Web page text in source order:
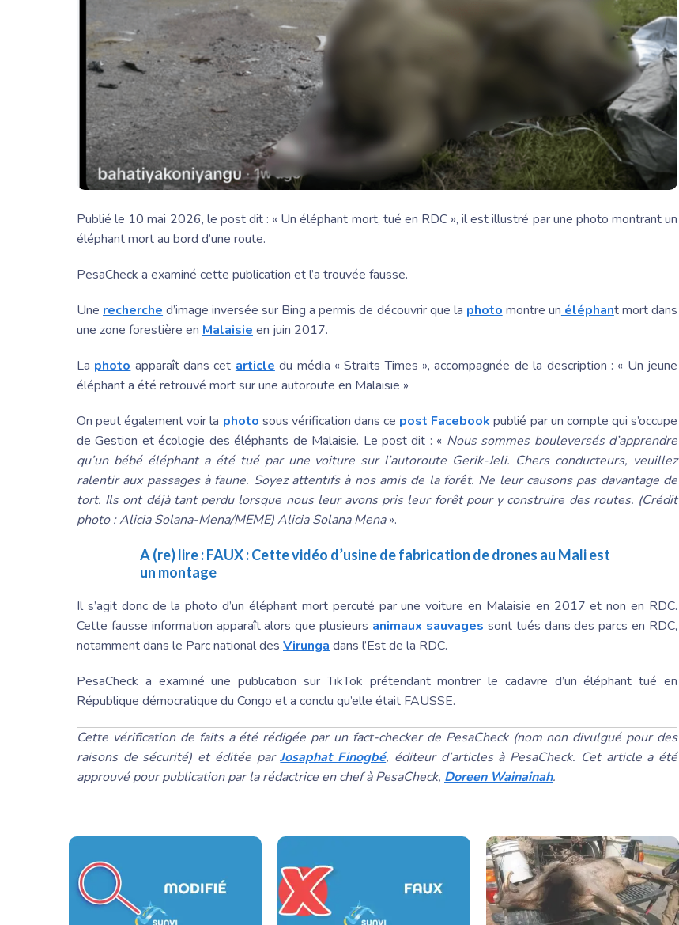
Publié le 10 mai 2026, le post dit : « Un éléphant mort, tué en RDC », il est illustré par une photo montrant un
éléphant mort au bord d’une route.
PesaCheck a examiné cette publication et l’a trouvée fausse.
Une recherche d’image inversée sur Bing a permis de découvrir que la photo montre un éléphant mort dans
une zone forestière en Malaisie en juin 2017.
La photo apparaît dans cet article du média « Straits Times », accompagnée de la description : « Un jeune
éléphant a été retrouvé mort sur une autoroute en Malaisie »
On peut également voir la photo sous vérification dans ce post Facebook publié par un compte qui s’occupe
de Gestion et écologie des éléphants de Malaisie. Le post dit : « Nous sommes bouleversés d’apprendre
qu’un bébé éléphant a été tué par une voiture sur l’autoroute Gerik-Jeli. Chers conducteurs, veuillez
ralentir aux passages à faune. Soyez attentifs à nos amis de la forêt. Ne leur causons pas davantage de
tort. Ils ont déjà tant perdu lorsque nous leur avons pris leur forêt pour y construire des routes. (Crédit
photo :Alicia Solana-Mena/MEME)Alicia SolanaMena».
A (re) lire :FAUX : Cette vidéo d’usine de fabrication de drones au Mali est
un montage
Il s’agit donc de la photo d’un éléphant mort percuté par une voiture en Malaisie en 2017 et non en RDC.
Cette fausse information apparaît alors que plusieurs animaux sauvages sont tués dans des parcs en RDC,
notamment dans le Parc national des Virunga dans l’Est de la RDC.
PesaCheck a examiné une publication sur TikTok prétendant montrer le cadavre d’un éléphant tué en
République démocratique du Congo et a conclu qu’elle était FAUSSE.
Cette vérification de faits a été rédigée par un fact-checker de PesaCheck (nom non divulgué pour des
raisons de sécurité) et éditée parJosaphat Finogbé, éditeur d’articles à PesaCheck. Cet article a été
approuvé pour publication par la rédactrice en chef à PesaCheck, Doreen Wainainah.